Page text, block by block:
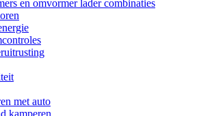
en omvormer lader combinaties
met auto